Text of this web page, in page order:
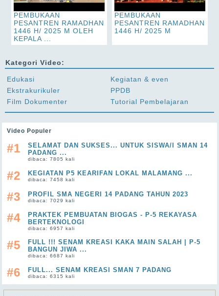
PEMBUKAAN
PESANTREN RAMADHAN
1446 H/ 2025 M OLEH
KEPALA ...
PEMBUKAAN
PESANTREN RAMADHAN
1446 H/ 2025 M
Kategori Video:
Edukasi
Ekstrakurikuler
Film Dokumenter
Kegiatan & even
PPDB
Tutorial Pembelajaran
Video Populer
#1
SELAMAT DAN SUKSES... UNTUK SISWA/I SMAN 14
PADANG ...
dibaca: 7805 kali
#2 KEGIATAN P5 KEARIFAN LOKAL MALAMANG ...
dibaca: 7458 kali
#3 PROFIL SMA NEGERI 14 PADANG TAHUN 2023
dibaca: 7029 kali
#4
PRAKTEK PEMBUATAN BIOGAS - P-5 REKAYASA
BERTEKNOLOGI
dibaca: 6957 kali
#5
FULL !!! SENAM KREASI KAKA MAIN SALAH | P-5
BANGUN JIWA ...
dibaca: 6687 kali
#6 FULL... SENAM KREASI SMAN 7 PADANG
dibaca: 6315 kali